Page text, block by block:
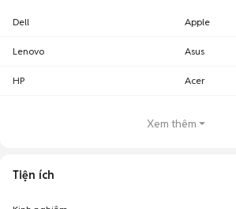
Dell Apple
Lenovo Asus
HP Acer
Xem thêm
Tiện ích